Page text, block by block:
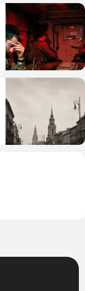
וידאו
דעות